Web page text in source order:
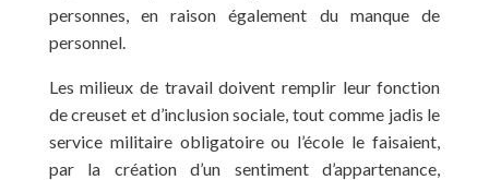
personnes, en raison également du manque de
personnel.
Les milieux de travail doivent remplir leur fonction
de creuset et d’inclusion sociale, tout comme jadis le
service militaire obligatoire ou l’école le faisaient,
par la création d’un sentiment d’appartenance,